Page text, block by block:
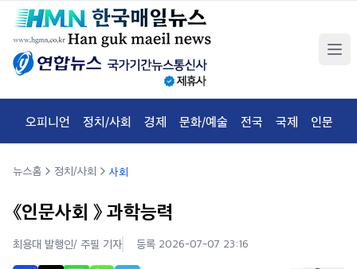
오피니언 정치/사회 경제 문화/예술 전국 국제 인문
뉴스홈 정치/사회 사회
《인문사회 》 과학능력
최용대 발행인/ 주필 기자 등록 2026-07-07 23:16